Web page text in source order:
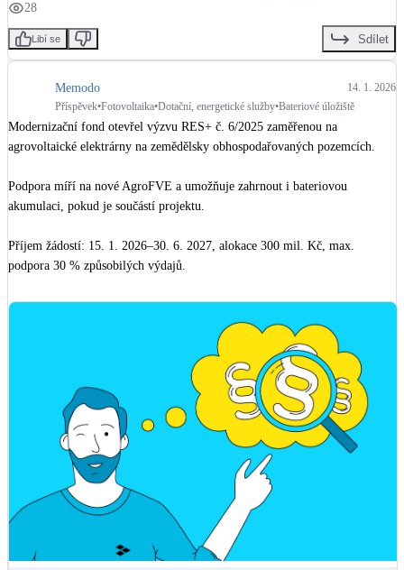
28
Libí se Sdílet
Memodo
14. 1. 2026
Příspěvek•Fotovoltaika•Dotační, energetické služby•Bateriové úložiště
Modernizační fond otevřel výzvu RES+ č. 6/2025 zaměřenou na
agrovoltaické elektrárny na zemědělsky obhospodařovaných pozemcích.
Podpora míří na nové AgroFVE a umožňuje zahrnout i bateriovou
akumulaci, pokud je součástí projektu.
Příjem žádostí: 15. 1. 2026–30. 6. 2027, alokace 300 mil. Kč, max.
podpora 30 % způsobilých výdajů.
Na co si dát pozor? Dozvíte se v článku.
https://www.memodo.cz/m/fotovoltaika/fotovoltaicke-systemy/dotacni-vyzv
a-res-c-6/2025-na-podporu-agrivoltaiky/